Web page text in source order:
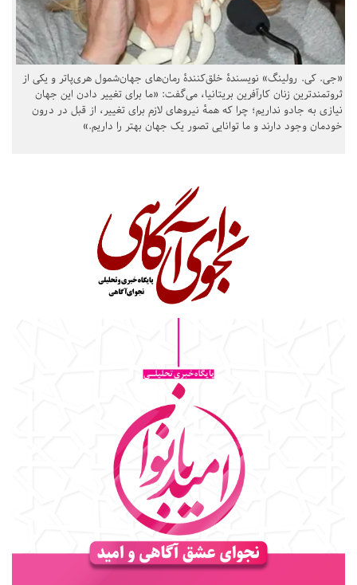
«جی. کی. رولینگ» نویسندهٔ خلق‌کنندهٔ رمان‌های جهان‌شمول هری‌پاتر و یکی از
ثروتمندترین زنان کارآفرین بریتانیا، می‌گفت: «ما برای تغییر دادن این جهان
نیازی به جادو نداریم؛ چرا که همهٔ نیروهای لازم برای تغییر، از قبل در درون
خودمان وجود دارند و ما توانایی تصور یک جهان بهتر را داریم.»